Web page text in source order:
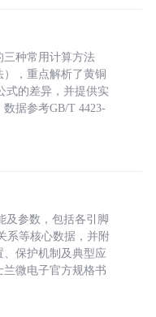
三种常用计算方法
），重点解析了黄铜
式的差异，并提供实
据参考GB/T 4423-
及参数，包括各引脚
系等核心数据，并附
保护机制及典型应
微电子官方规格书